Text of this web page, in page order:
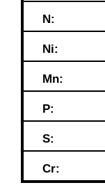
N:
Ni:
Mn:
P:
S:
Cr: